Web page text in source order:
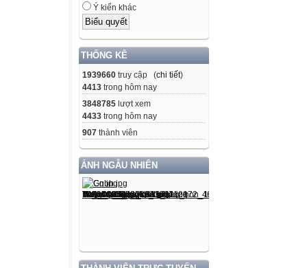
Ý kiến khác
THỐNG KÊ
1939660 truy cập (chi tiết)
4413 trong hôm nay
3848785 lượt xem
4433 trong hôm nay
907 thành viên
ẢNH NGẪU NHIÊN